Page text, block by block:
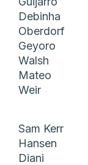
Debinha
Oberdorf
Geyoro
Walsh
Mateo
Weir
Sam Kerr
Hansen
Diani